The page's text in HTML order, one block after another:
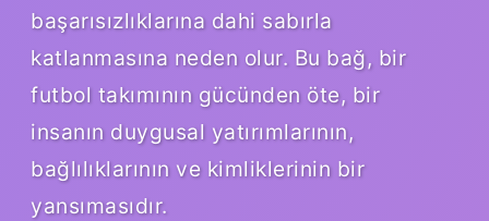
başarısızlıklarına dahi sabırla
katlanmasına neden olur. Bu bağ, bir
futbol takımının gücünden öte, bir
insanın duygusal yatırımlarının,
bağlılıklarının ve kimliklerinin bir
yansımasıdır.